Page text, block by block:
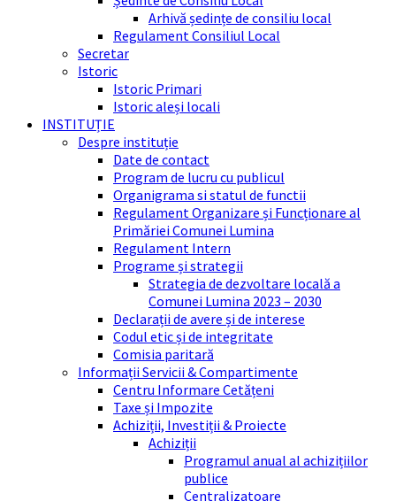
Arhivă ședințe de consiliu local
Regulament Consiliul Local
Secretar
Istoric
Istoric Primari
Istoric aleși locali
INSTITUȚIE
Despre instituție
Date de contact
Program de lucru cu publicul
Organigrama si statul de functii
Regulament Organizare și Funcționare al
Primăriei Comunei Lumina
Regulament Intern
Programe și strategii
Strategia de dezvoltare locală a
Comunei Lumina 2023 – 2030
Declarații de avere și de interese
Codul etic și de integritate
Comisia paritară
Informații Servicii & Compartimente
Centru Informare Cetățeni
Taxe și Impozite
Achiziții, Investiții & Proiecte
Achiziții
Programul anual al achizițiilor
publice
Centralizatoare